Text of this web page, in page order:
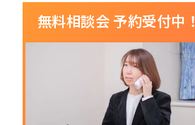
無料相談会 予約受付中！